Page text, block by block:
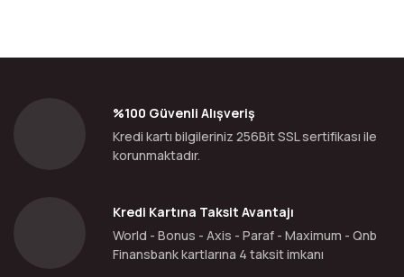
%100 Güvenli Alışveriş
Kredi kartı bilgileriniz 256Bit SSL sertifikası ile
korunmaktadır.
Kredi Kartına Taksit Avantajı
World - Bonus - Axis - Paraf - Maximum - Qnb
Finansbank kartlarına 4 taksit imkanı